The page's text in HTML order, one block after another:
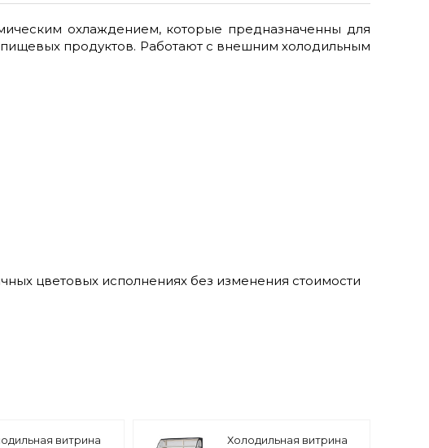
охлаждением, которые предназначенны для
продуктов. Работают с внешним холодильным
цветовых исполнениях без изменения стоимости
витрина
Холодильная витрина